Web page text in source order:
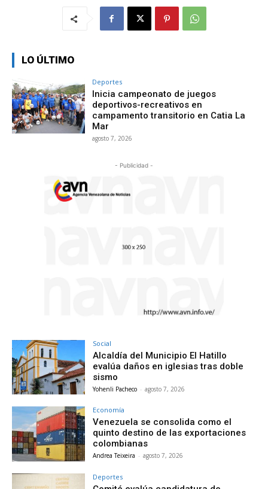
LO ÚLTIMO
Deportes
Inicia campeonato de juegos
deportivos-recreativos en
campamento transitorio en Catia La
Mar
agosto 7, 2026
- Publicidad -
Social
Alcaldía del Municipio El Hatillo
evalúa daños en iglesias tras doble
sismo
Yohenli Pacheco - agosto 7, 2026
Economía
Venezuela se consolida como el
quinto destino de las exportaciones
colombianas
Andrea Teixeira - agosto 7, 2026
Deportes